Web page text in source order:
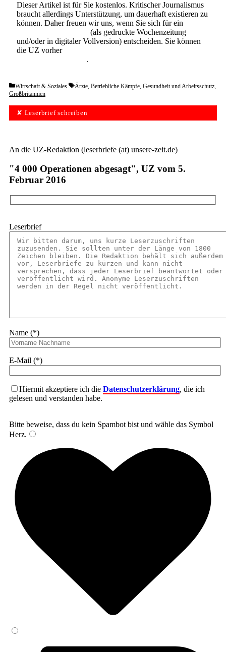
Dieser Artikel ist für Sie kostenlos. Kritischer Journalismus
braucht allerdings Unterstützung, um dauerhaft existieren zu
können. Daher freuen wir uns, wenn Sie sich für ein
(als gedruckte Wochenzeitung
und/oder in digitaler Vollversion) entscheiden. Sie können
die UZ vorher
.
Categories
Wirtschaft & Soziales Tags
Ärzte, Betriebliche Kämpfe, Gesundheit und Arbeitsschutz,
Großbritannien
✘ Leserbrief schreiben
An die UZ-Redaktion (leserbriefe (at) unsere-zeit.de)
"4 000 Operationen abgesagt", UZ vom 5.
Februar 2016
Leserbrief
Name (*)
E-Mail (*)
Hiermit akzeptiere ich die Datenschutzerklärung, die ich
gelesen und verstanden habe.
Bitte beweise, dass du kein Spambot bist und wähle das Symbol
Herz.